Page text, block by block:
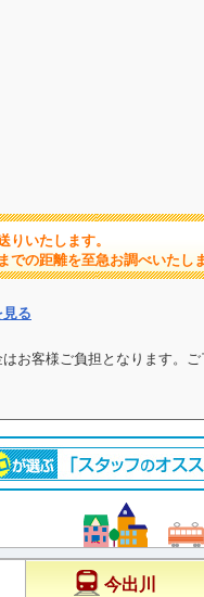
いたします。
での距離を至急お調べいたし
る
お客様ご負担となります。
今出川